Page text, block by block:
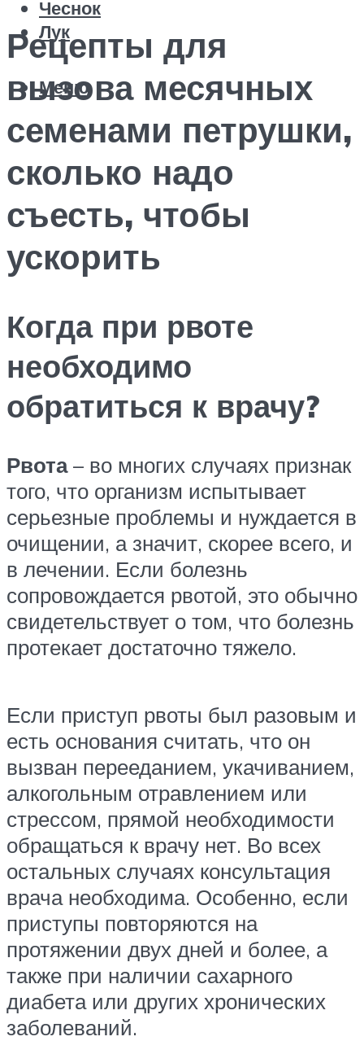
Чеснок
Лук
Меню
Рецепты для
вызова месячных
семенами петрушки,
сколько надо
съесть, чтобы
ускорить
Когда при рвоте
необходимо
обратиться к врачу?
Рвота– во многих случаях признак
того, что организм испытывает
серьезные проблемы и нуждается в
очищении, а значит, скорее всего, и
в лечении. Если болезнь
сопровождается рвотой, это обычно
свидетельствует о том, что болезнь
протекает достаточно тяжело.
Если приступ рвоты был разовым и
есть основания считать, что он
вызван перееданием, укачиванием,
алкогольным отравлением или
стрессом, прямой необходимости
обращаться к врачу нет. Во всех
остальных случаях консультация
врача необходима. Особенно, если
приступы повторяются на
протяжении двух дней и более, а
также при наличии сахарного
диабета или других хронических
заболеваний.